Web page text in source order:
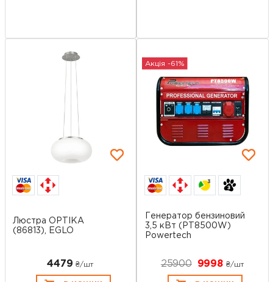
Люстра OPTIKA
(86813), EGLO
4479 ₴/шт
Акція -61%
3
Генератор бензиновий
3,5 кВт (PT8500W)
Powertech
25900 9998 ₴/шт